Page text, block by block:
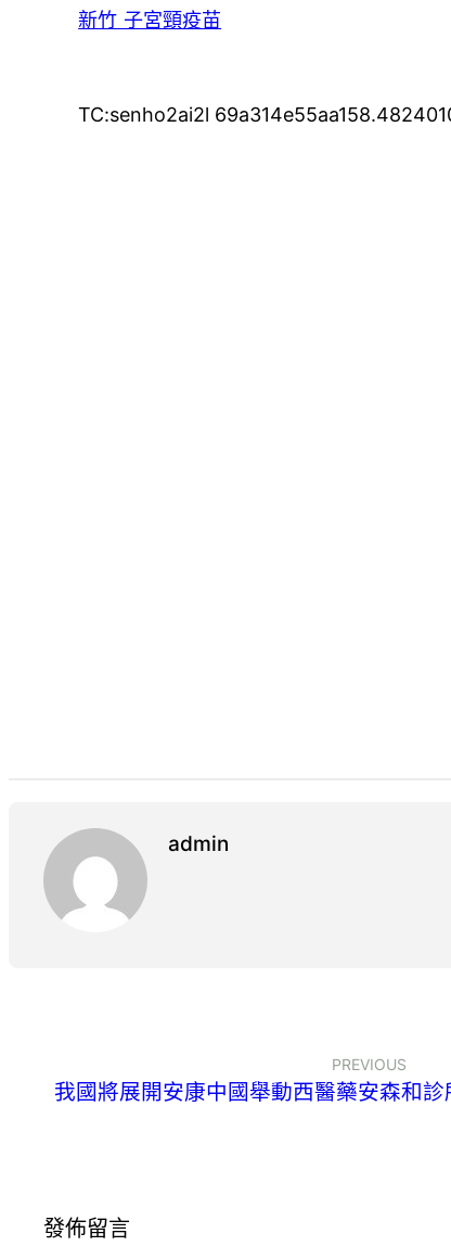
新竹 子宮頸疫苗
TC:senho2ai2l
admin
PREVIOUS
我國將展開安康中國舉動西醫藥安森和
發佈留言